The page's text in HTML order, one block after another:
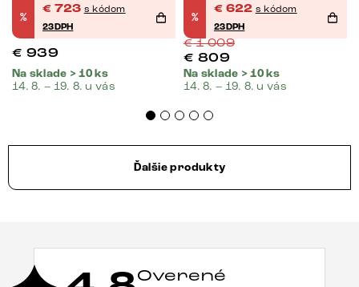
%
€ 723 s kódom
23DPH
€ 939
Na sklade > 10 ks
14. 8. – 19. 8. u vás
%
€ 622 s kódom
23DPH
€1 009
€ 809
Na sklade > 10 ks
14. 8. – 19. 8. u vás
Ďalšie produkty
Overené